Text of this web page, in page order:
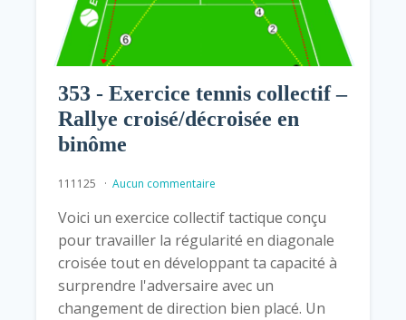
353 - Exercice tennis collectif –
Rallye croisé/décroisée en
binôme
111125 Aucun commentaire
Voici un exercice collectif tactique conçu
pour travailler la régularité en diagonale
croisée tout en développant ta capacité à
surprendre l'adversaire avec un
changement de direction bien placé. Un